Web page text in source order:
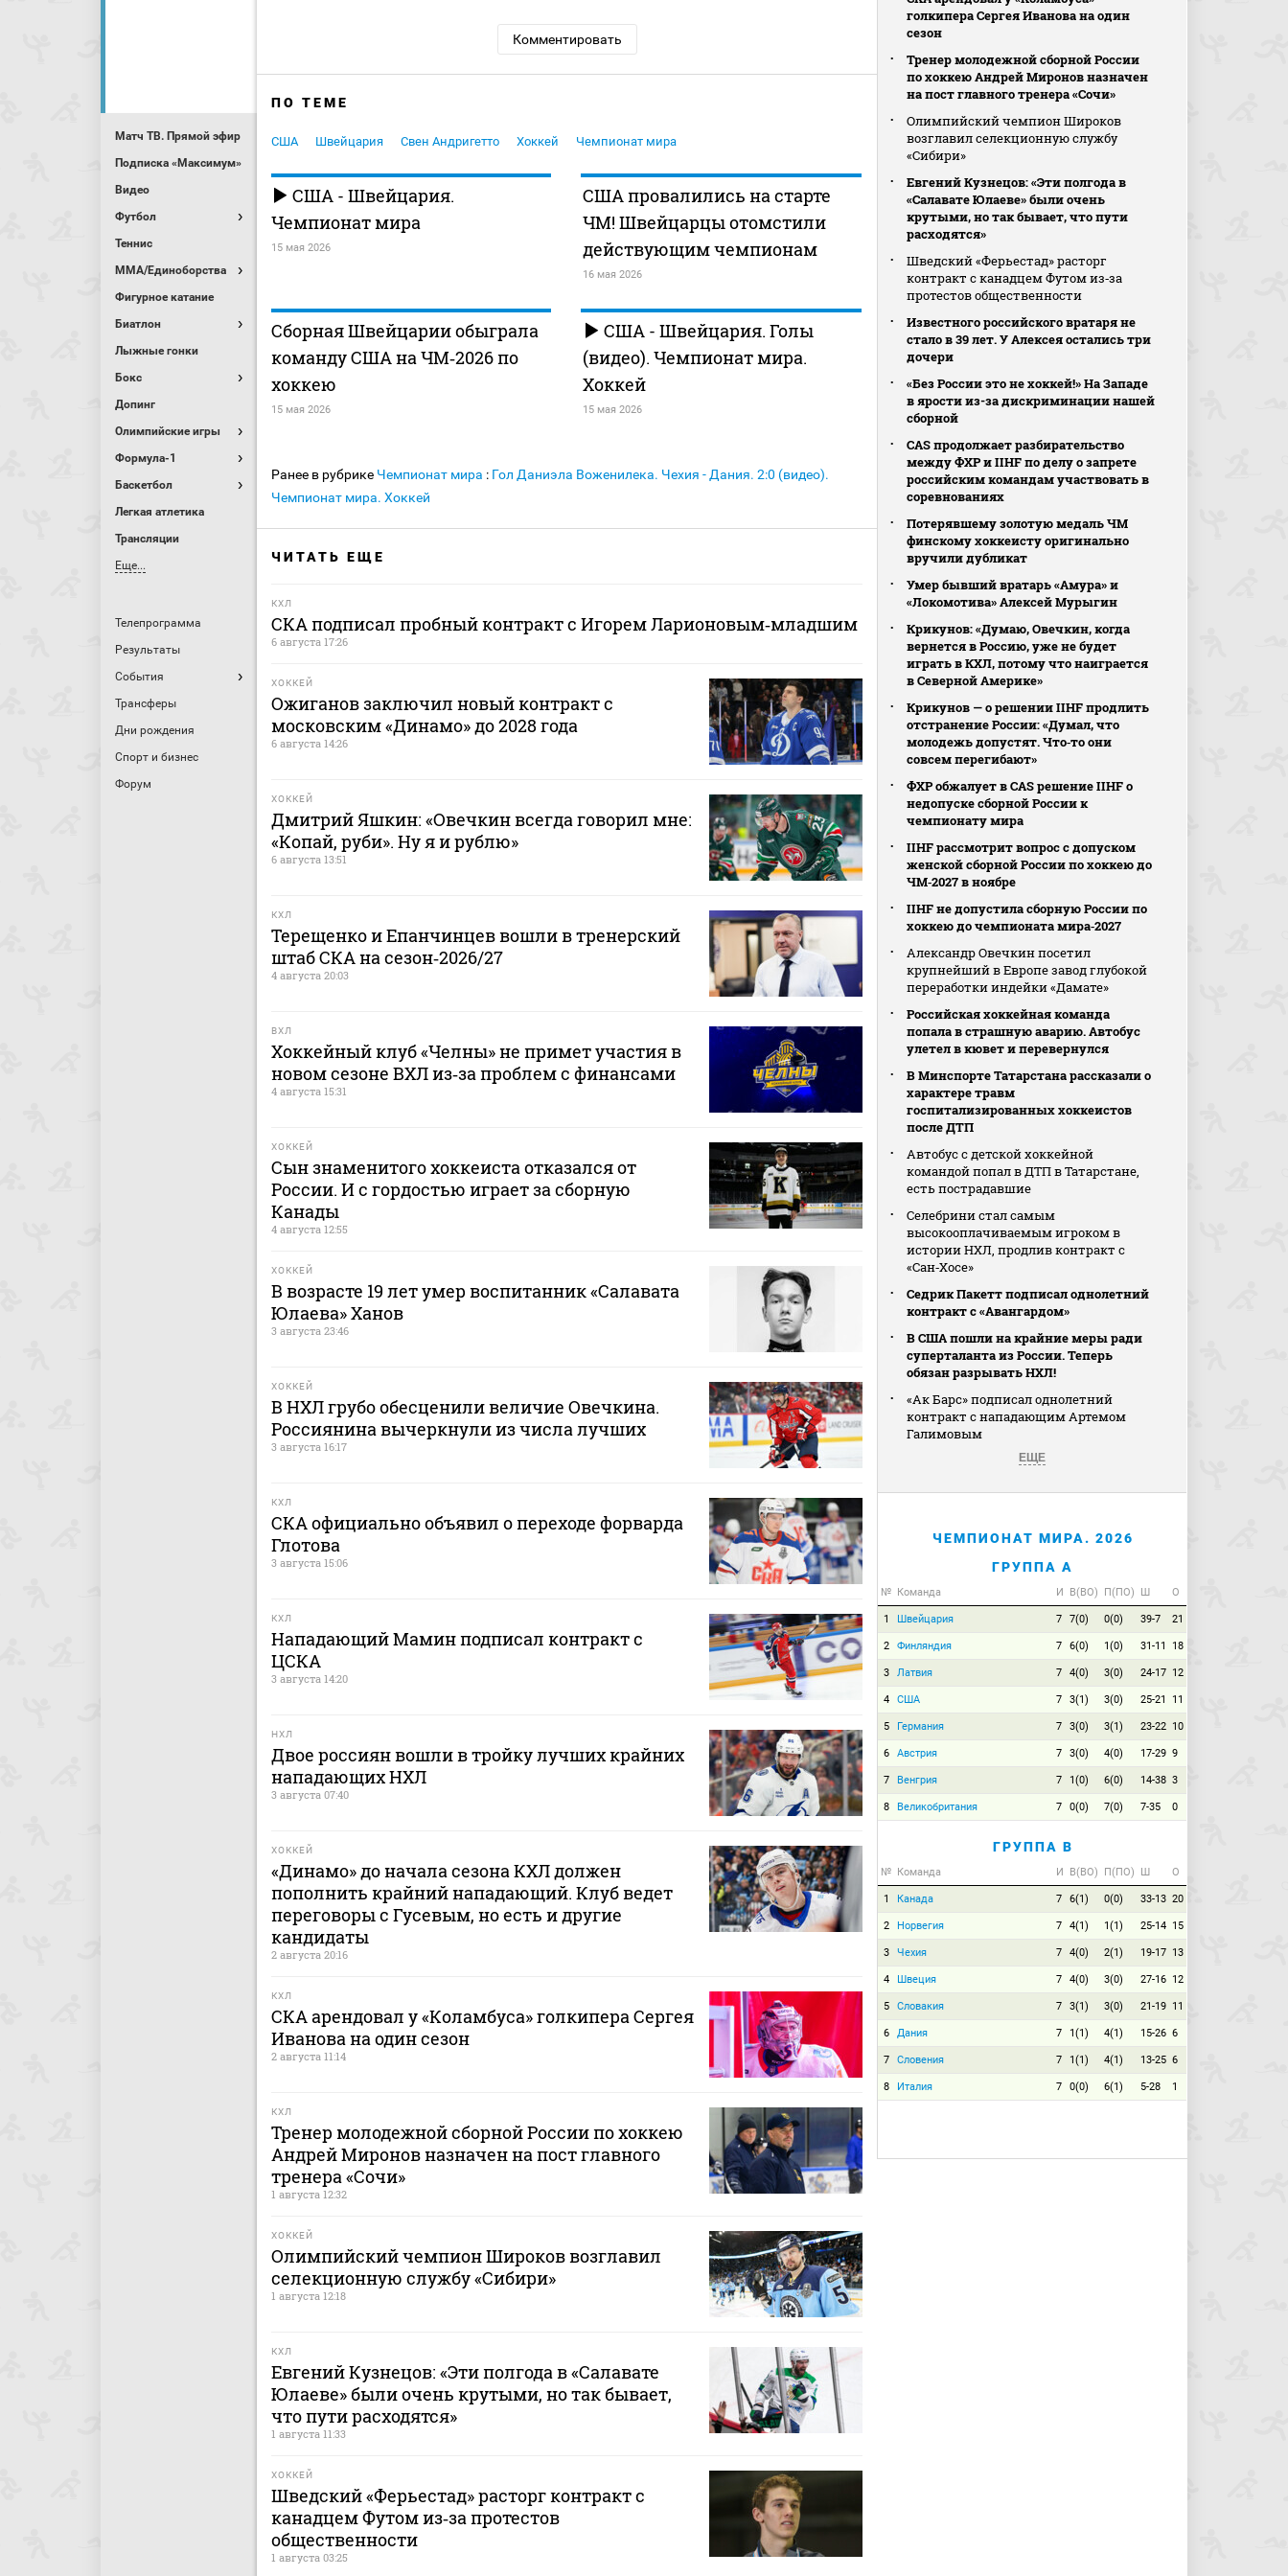
Матч ТВ. Прямой эфир
Подписка «Максимум»
Видео
Футбол
Теннис
MMA/Единоборства
Фигурное катание
Биатлон
Лыжные гонки
Бокс
Допинг
Олимпийские игры
Формула-1
Баскетбол
Легкая атлетика
Трансляции
Еще...
Телепрограмма
Результаты
События
Трансферы
Дни рождения
Спорт и бизнес
Форум
Комментировать
ПО ТЕМЕ
США Швейцария Свен Андригетто Хоккей Чемпионат мира
США - Швейцария.
Чемпионат мира
15 мая 2026
США провалились на старте
ЧМ! Швейцарцы отомстили
действующим чемпионам
16 мая 2026
Сборная Швейцарии обыграла
команду США на ЧМ‑2026 по
хоккею
15 мая 2026
США - Швейцария. Голы
(видео). Чемпионат мира.
Хоккей
15 мая 2026
Ранее в рубрике Чемпионат мира : Гол Даниэла Воженилека. Чехия - Дания. 2:0 (видео).
Чемпионат мира. Хоккей
ЧИТАТЬ ЕЩЕ
КХЛ
СКА подписал пробный контракт с Игорем Ларионовым‑младшим
6 августа 17:26
ХОККЕЙ
Ожиганов заключил новый контракт с
московским «Динамо» до 2028 года
6 августа 14:26
ХОККЕЙ
Дмитрий Яшкин: «Овечкин всегда говорил мне:
«Копай, руби». Ну я и рублю»
6 августа 13:51
КХЛ
Терещенко и Епанчинцев вошли в тренерский
штаб СКА на сезон‑2026/27
4 августа 20:03
ВХЛ
Хоккейный клуб «Челны» не примет участия в
новом сезоне ВХЛ из‑за проблем с финансами
4 августа 15:31
ХОККЕЙ
Сын знаменитого хоккеиста отказался от
России. И с гордостью играет за сборную
Канады
4 августа 12:55
ХОККЕЙ
В возрасте 19 лет умер воспитанник «Салавата
Юлаева» Ханов
3 августа 23:46
ХОККЕЙ
В НХЛ грубо обесценили величие Овечкина.
Россиянина вычеркнули из числа лучших
3 августа 16:17
КХЛ
СКА официально объявил о переходе форварда
Глотова
3 августа 15:06
КХЛ
Нападающий Мамин подписал контракт с
ЦСКА
3 августа 14:20
НХЛ
Двое россиян вошли в тройку лучших крайних
нападающих НХЛ
3 августа 07:40
ХОККЕЙ
«Динамо» до начала сезона КХЛ должен
пополнить крайний нападающий. Клуб ведет
переговоры с Гусевым, но есть и другие
кандидаты
2 августа 20:16
КХЛ
СКА арендовал у «Коламбуса» голкипера Сергея
Иванова на один сезон
2 августа 11:14
КХЛ
Тренер молодежной сборной России по хоккею
Андрей Миронов назначен на пост главного
тренера «Сочи»
1 августа 12:32
ХОККЕЙ
Олимпийский чемпион Широков возглавил
селекционную службу «Сибири»
1 августа 12:18
КХЛ
Евгений Кузнецов: «Эти полгода в «Салавате
Юлаеве» были очень крутыми, но так бывает,
что пути расходятся»
1 августа 11:33
ХОККЕЙ
Шведский «Ферьестад» расторг контракт с
канадцем Футом из‑за протестов
общественности
1 августа 03:25
голкипера Сергея Иванова на один
сезон
Тренер молодежной сборной России
по хоккею Андрей Миронов назначен
на пост главного тренера «Сочи»
Олимпийский чемпион Широков
возглавил селекционную службу
«Сибири»
Евгений Кузнецов: «Эти полгода в
«Салавате Юлаеве» были очень
крутыми, но так бывает, что пути
расходятся»
Шведский «Ферьестад» расторг
контракт с канадцем Футом из‑за
протестов общественности
Известного российского вратаря не
стало в 39 лет. У Алексея остались три
дочери
«Без России это не хоккей!» На Западе
в ярости из-за дискриминации нашей
сборной
CAS продолжает разбирательство
между ФХР и IIHF по делу о запрете
российским командам участвовать в
соревнованиях
Потерявшему золотую медаль ЧМ
финскому хоккеисту оригинально
вручили дубликат
Умер бывший вратарь «Амура» и
«Локомотива» Алексей Мурыгин
Крикунов: «Думаю, Овечкин, когда
вернется в Россию, уже не будет
играть в КХЛ, потому что наиграется
в Северной Америке»
Крикунов — о решении IIHF продлить
отстранение России: «Думал, что
молодежь допустят. Что‑то они
совсем перегибают»
ФХР обжалует в CAS решение IIHF о
недопуске сборной России к
чемпионату мира
IIHF рассмотрит вопрос с допуском
женской сборной России по хоккею до
ЧМ‑2027 в ноябре
IIHF не допустила сборную России по
хоккею до чемпионата мира‑2027
Александр Овечкин посетил
крупнейший в Европе завод глубокой
переработки индейки «Дамате»
Российская хоккейная команда
попала в страшную аварию. Автобус
улетел в кювет и перевернулся
В Минспорте Татарстана рассказали о
характере травм
госпитализированных хоккеистов
после ДТП
Автобус с детской хоккейной
командой попал в ДТП в Татарстане,
есть пострадавшие
Селебрини стал самым
высокооплачиваемым игроком в
истории НХЛ, продлив контракт с
«Сан‑Хосе»
Седрик Пакетт подписал однолетний
контракт с «Авангардом»
В США пошли на крайние меры ради
суперталанта из России. Теперь
обязан разрывать НХЛ!
«Ак Барс» подписал однолетний
контракт с нападающим Артемом
Галимовым
ЕЩЕ
ЧЕМПИОНАТ МИРА. 2026
ГРУППА A
№ Команда И В(ВО) П(ПО) Ш О
1 Швейцария 7 7(0) 0(0) 39-7 21
2 Финляндия 7 6(0) 1(0) 31-11 18
3 Латвия 7 4(0) 3(0) 24-17 12
4 США 7 3(1) 3(0) 25-21 11
5 Германия 7 3(0) 3(1) 23-22 10
6 Австрия 7 3(0) 4(0) 17-29 9
7 Венгрия 7 1(0) 6(0) 14-38 3
8 Великобритания 7 0(0) 7(0) 7-35 0
ГРУППА B
№ Команда И В(ВО) П(ПО) Ш О
1 Канада 7 6(1) 0(0) 33-13 20
2 Норвегия 7 4(1) 1(1) 25-14 15
3 Чехия 7 4(0) 2(1) 19-17 13
4 Швеция 7 4(0) 3(0) 27-16 12
5 Словакия 7 3(1) 3(0) 21-19 11
6 Дания 7 1(1) 4(1) 15-26 6
7 Словения 7 1(1) 4(1) 13-25 6
8 Италия 7 0(0) 6(1) 5-28 1